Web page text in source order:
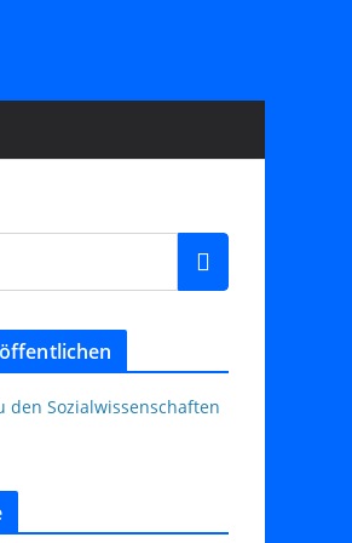
den Sozialwissenschaften